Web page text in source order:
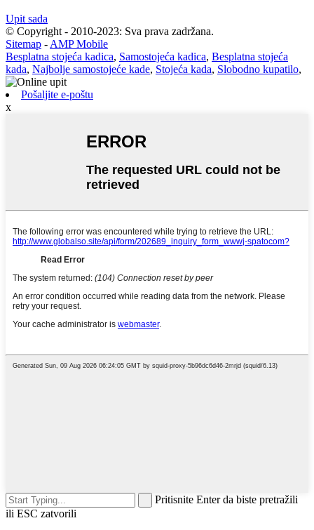
Upit sada
© Copyright - 2010-2023: Sva prava zadržana.
Sitemap - AMP Mobile
Besplatna stojeća kadica, Samostojeća kadica, Besplatna stojeća
kada, Najbolje samostojeće kade, Stojeća kada, Slobodno kupatilo,
Pošaljite e-poštu
x
Pritisnite Enter da biste pretražili
ili ESC zatvorili